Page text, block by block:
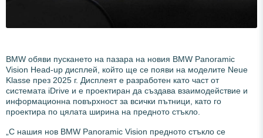
BMW обяви пускането на пазара на новия BMW Panoramic
Vision Head-up дисплей, който ще се появи на моделите Neue
Klasse през 2025 г. Дисплеят е разработен като част от
системата iDrive и е проектиран да създава взаимодействие и
информационна повърхност за всички пътници, като го
проектира по цялата ширина на предното стъкло.
„С нашия нов BMW Panoramic Vision предното стъкло се